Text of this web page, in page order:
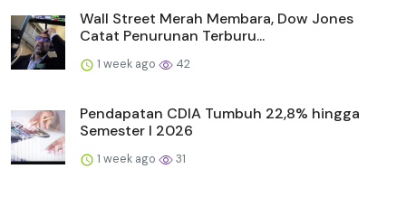
Wall Street Merah Membara, Dow Jones
Catat Penurunan Terburu...
1 week ago 42
Pendapatan CDIA Tumbuh 22,8% hingga
Semester I 2026
1 week ago 31